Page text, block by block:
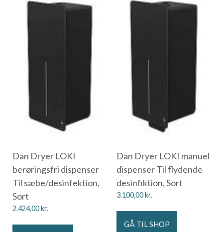
Dan Dryer LOKI
berøringsfri dispenser
Til sæbe/desinfektion,
Sort
2.424,00kr.
Dan Dryer LOKI manuel
dispenser Til flydende
desinfiktion, Sort
3.100,00kr.
GÅ TIL SHOP